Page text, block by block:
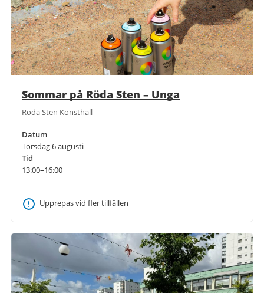
Sommar på Röda Sten – Unga
Röda Sten Konsthall
Datum
Torsdag 6 augusti
Tid
13:00–16:00
Upprepas vid fler tillfällen